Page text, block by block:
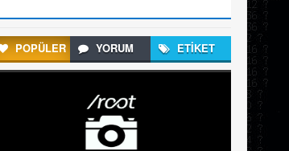
POPÜLER YORUM ETİKET